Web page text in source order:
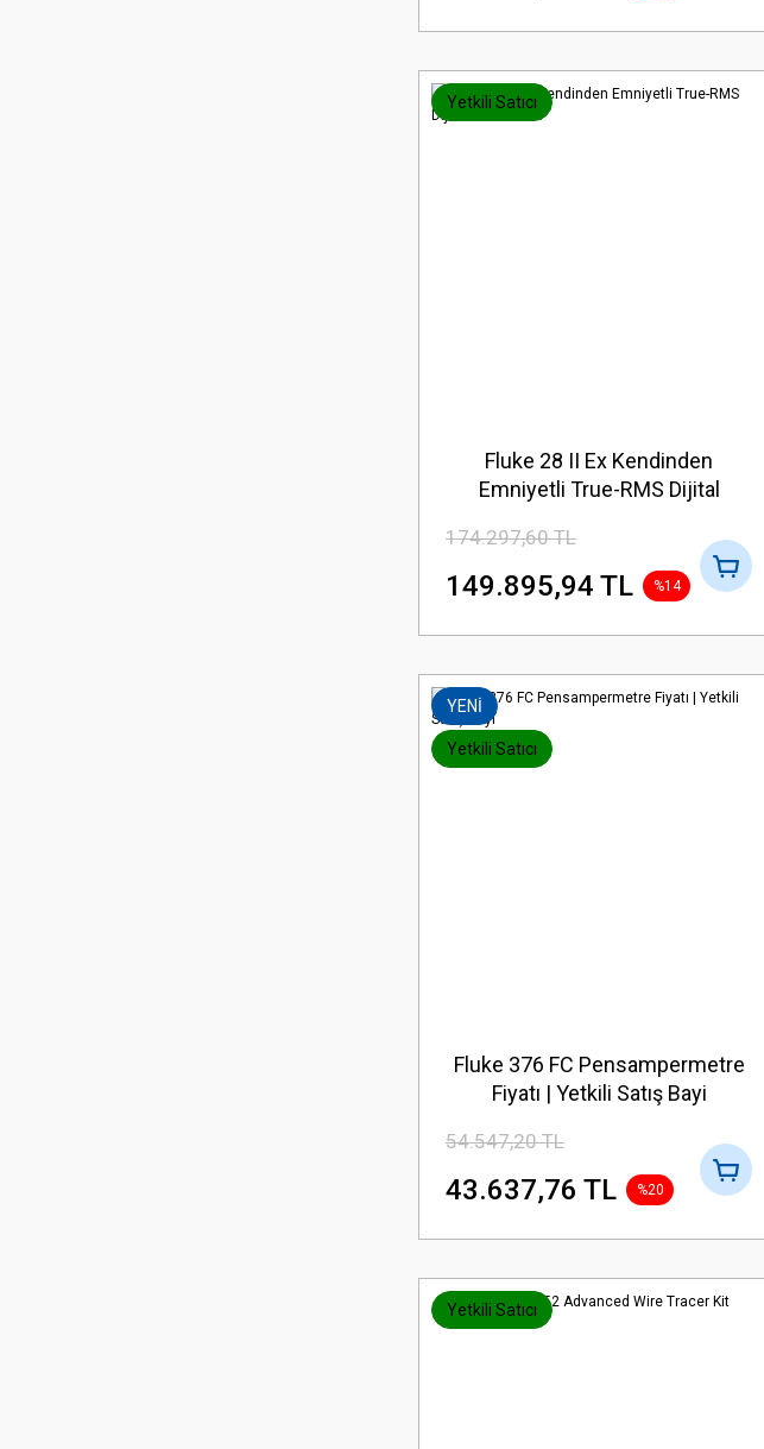
Yetkili Satıcı
Fluke 28 II Ex Kendinden
Emniyetli True-RMS Dijital
174.297,60 TL
149.895,94 TL %14
YENİ
Yetkili Satıcı
Fluke 376 FC Pensampermetre
Fiyatı | Yetkili Satış Bayi
54.547,20 TL
43.637,76 TL %20
Yetkili Satıcı